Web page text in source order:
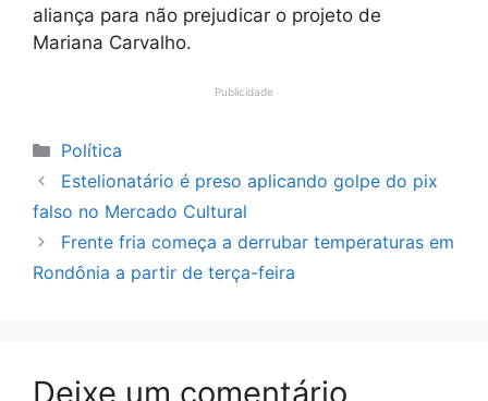
aliança para não prejudicar o projeto de
Mariana Carvalho.
Publicidade
Categorias
Política
Estelionatário é preso aplicando golpe do pix
falso no Mercado Cultural
Frente fria começa a derrubar temperaturas em
Rondônia a partir de terça-feira
Deixe um comentário